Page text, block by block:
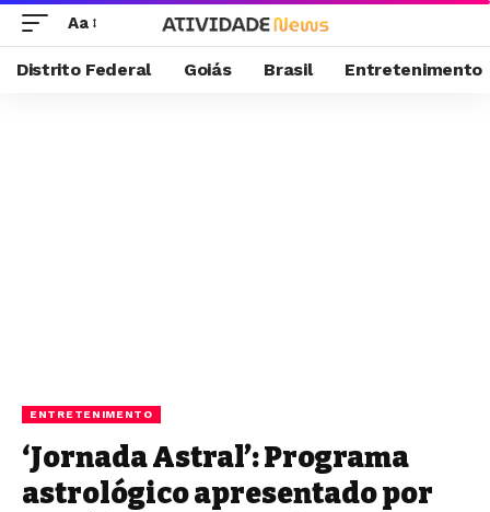
Aa
Distrito Federal Goiás Brasil Entretenimento
ENTRETENIMENTO
‘Jornada Astral’: Programa
astrológico apresentado por